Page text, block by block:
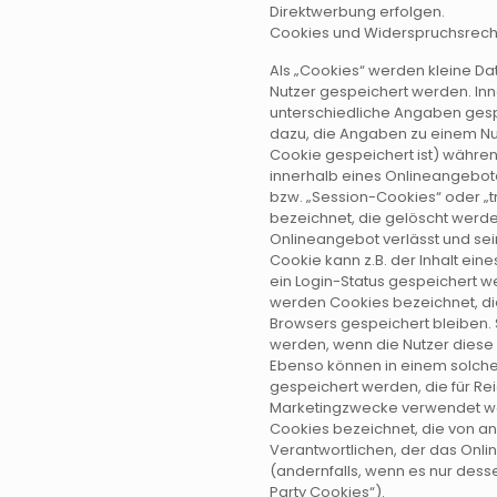
Direktwerbung erfolgen.
Cookies und
Als „Cookies“ werden kleine
Nutzer gespeichert werden.
unterschiedliche Angaben
dazu, die Angaben zu einem
Cookie gespeichert ist)
innerhalb eines
bzw. „Session-Cookies“ oder
bezeichnet, die gelöscht
Onlineangebot verlässt und
Cookie kann z.B. der Inhalt
ein Login-Status gespeichert
werden Cookies bezeichnet,
Browsers gespeichert bleiben.
werden, wenn die Nutzer
Ebenso können in einem
gespeichert werden, die für
Marketingzwecke verwendet
Cookies bezeichnet, die von
Verantwortlichen, der das
(andernfalls, wenn es nur
Party Cookies“).